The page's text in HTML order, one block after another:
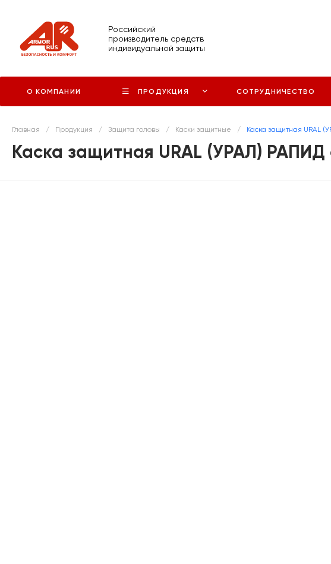
Российский
производитель средств
индивидуальной защиты
О КОМПАНИИ ПРОДУКЦИЯ СОТРУДНИЧЕСТВО
Главная / Продукция / Защита головы / Каски защитные / Каска защитная URAL
Каска защитная URAL (УРАЛ)